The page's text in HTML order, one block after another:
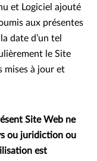
et Logiciel ajouté
aux présentes
date d’un tel
le Site
mises à jour et
Site Web ne
ou juridiction ou
est